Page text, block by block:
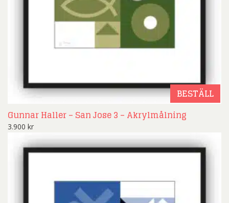
BESTÄLL
Gunnar Haller – San Jose 3 – Akrylmålning
3.900 kr